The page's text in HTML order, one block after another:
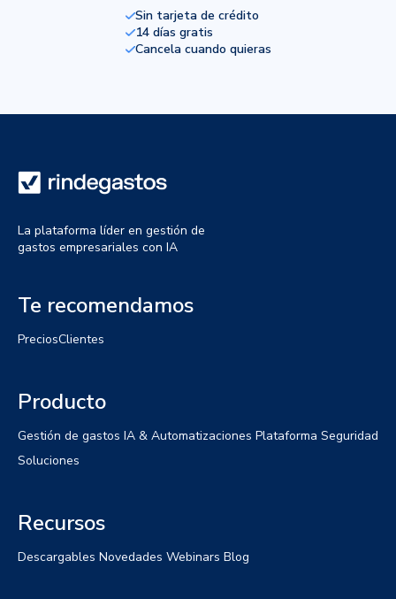
Sin tarjeta de crédito
14 días gratis
Cancela cuando quieras
La plataforma líder en gestión de
gastos empresariales con IA
Te recomendamos
PreciosClientes
Producto
Gestión de gastos IA & Automatizaciones Plataforma Seguridad
Soluciones
Recursos
Descargables Novedades Webinars Blog